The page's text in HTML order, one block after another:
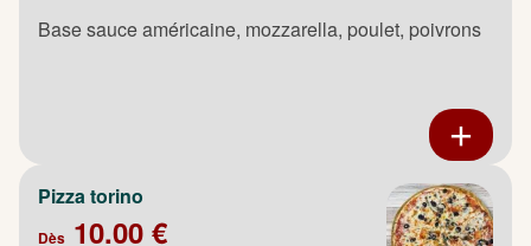
Base sauce américaine, mozzarella, poulet, poivrons
Pizza torino
Dès 10.00 €